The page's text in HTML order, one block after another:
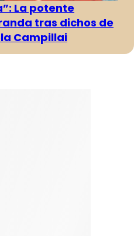
La potente
tras dichos de
Campillai